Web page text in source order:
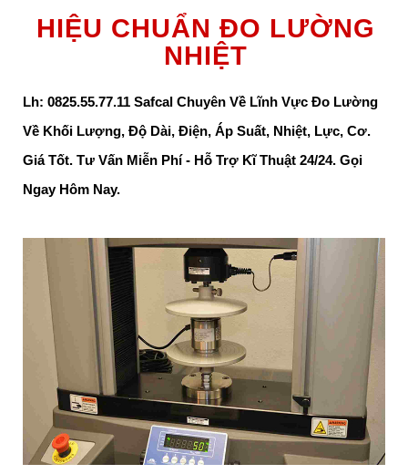
HIỆU CHUẨN ĐO LƯỜNG
NHIỆT
Lh: 0825.55.77.11 Safcal Chuyên Về Lĩnh Vực Đo Lường
Về Khối Lượng, Độ Dài, Điện, Áp Suất, Nhiệt, Lực, Cơ.
Giá Tốt. Tư Vấn Miễn Phí - Hỗ Trợ Kĩ Thuật 24/24. Gọi
Ngay Hôm Nay.